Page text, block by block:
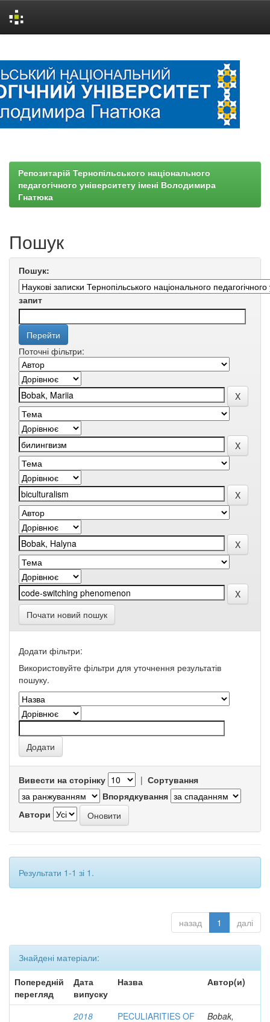
Репозитарій Тернопільського національного
педагогічного університету імені Володимира
Гнатюка
Пошук
Пошук:
запит
Поточні фільтри:
Почати новий пошук
Додати фільтри:
Використовуйте фільтри для уточнення результатів
пошуку.
Вивести на сторінку | Сортування
Впорядкування
Автори
Результати 1-1 зі 1.
назад 1 далі
Знайдені матеріали:
Попередній
перегляд
Дата
випуску
Назва Автор(и)
2018
PECULIARITIES OF
Bobak,